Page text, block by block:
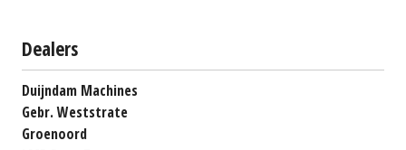
Dealers
Duijndam Machines
Gebr. Weststrate
Groenoord